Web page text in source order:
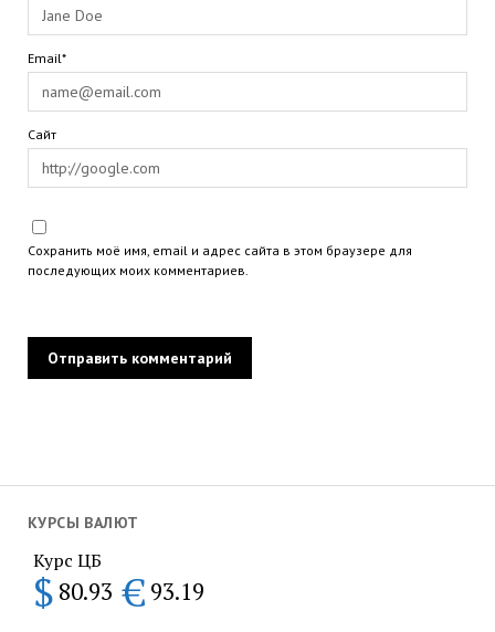
КУРСЫ ВАЛЮТ
Курс ЦБ
$ 80.93 € 93.19
Email*
Сайт
Сохранить моё имя, email и адрес сайта в этом браузере для
последующих моих комментариев.